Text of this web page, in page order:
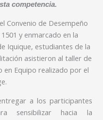
competencia.
Convenio de Desempeño
y enmarcado en la
Iquique, estudiantes de la
asistieron al taller de
en Equipo realizado por el
a los participantes
sensibilizar hacia la